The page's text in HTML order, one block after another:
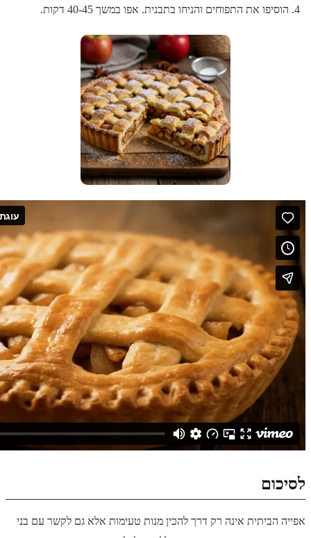
הוסיפו את התפוחים והניחו בתבנית. אפו במשך 40-45 דקות.
לסיכום
אפייה הביתית אינה רק דרך להכין מנות טעימות אלא גם לקשר עם בני